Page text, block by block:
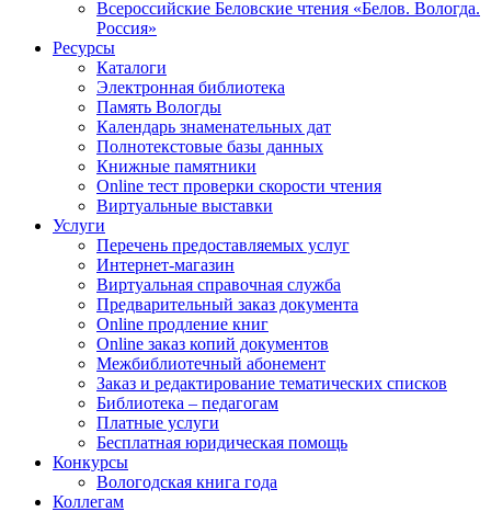
Всероссийские Беловские чтения «Белов. Вологда.
Россия»
Ресурсы
Каталоги
Электронная библиотека
Память Вологды
Календарь знаменательных дат
Полнотекстовые базы данных
Книжные памятники
Online тест проверки скорости чтения
Виртуальные выставки
Услуги
Перечень предоставляемых услуг
Интернет-магазин
Виртуальная справочная служба
Предварительный заказ документа
Online продление книг
Online заказ копий документов
Межбиблиотечный абонемент
Заказ и редактирование тематических списков
Библиотека – педагогам
Платные услуги
Бесплатная юридическая помощь
Конкурсы
Вологодская книга года
Коллегам